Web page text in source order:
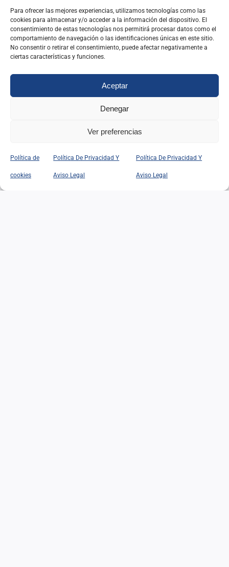
Para ofrecer las mejores experiencias, utilizamos tecnologías como las
cookies para almacenar y/o acceder a la información del dispositivo. El
consentimiento de estas tecnologías nos permitirá procesar datos como el
comportamiento de navegación o las identificaciones únicas en este sitio.
No consentir o retirar el consentimiento, puede afectar negativamente a
ciertas características y funciones.
Aceptar
Denegar
Ver preferencias
Política de
cookies
Política De Privacidad Y
Aviso Legal
Política De Privacidad Y
Aviso Legal
EN RECUERDO DE
FEDERICO LÓPEZ DE LA
RIVA
EMIGRACIÓN Y SOCIEDAD